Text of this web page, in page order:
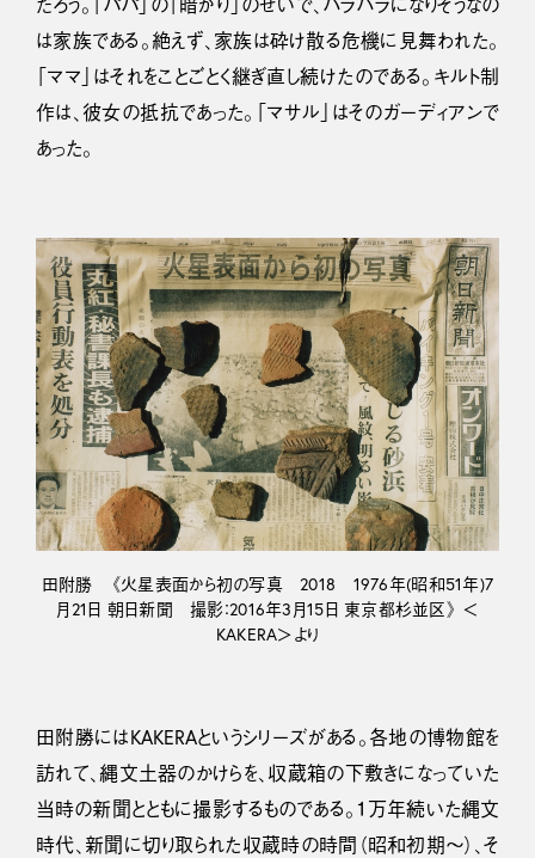
は家族である。絶えず、家族は砕け散る危機に見舞われた。
「ママ」はそれをことごとく継ぎ直し続けたのである。キルト制
作は、彼女の抵抗であった。「マサル」はそのガーディアンで
あった。
田附勝 《火星表面から初の写真 2018 1976年(昭和51年)7
月21日 朝日新聞 撮影：2016年3月15日 東京都杉並区》 ＜
KAKERA＞より
田附勝にはKAKERAというシリーズがある。各地の博物館を
訪れて、縄文土器のかけらを、収蔵箱の下敷きになっていた
当時の新聞とともに撮影するものである。１万年続いた縄文
時代、新聞に切り取られた収蔵時の時間（昭和初期〜）、そ